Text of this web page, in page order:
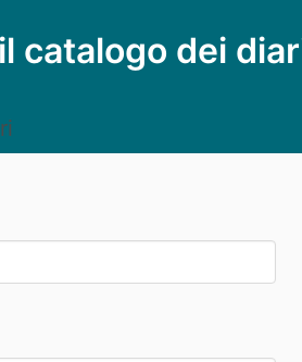
il catalogo dei